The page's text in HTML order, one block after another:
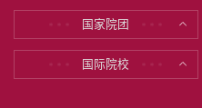
国家院团
国际院校